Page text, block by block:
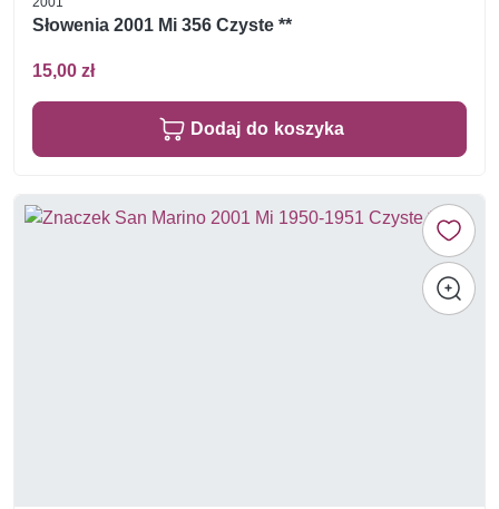
Słowenia 2001 Mi 356 Czyste **
15,00 zł
Dodaj do koszyka